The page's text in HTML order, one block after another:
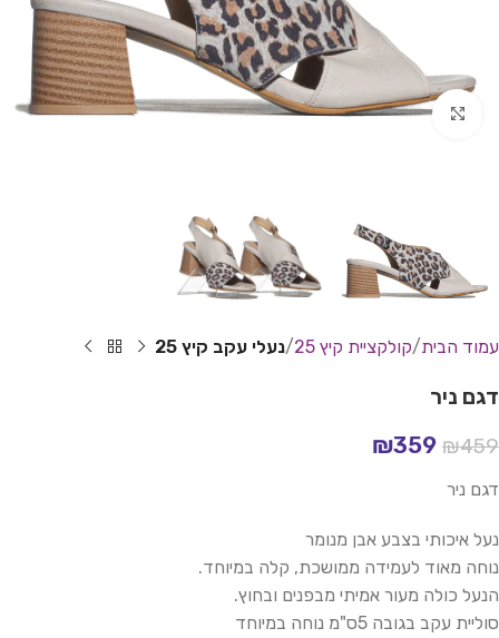
Click to enlarge
עמוד הבית קולקציית קיץ 25 נעלי עקב קיץ 25
דגם ניר
₪459
₪359
דגם ניר
נעל איכותי בצבע אבן מנומר
נוחה מאוד לעמידה ממושכת, קלה במיוחד.
הנעל כולה מעור אמיתי מבפנים ובחוץ.
סוליית עקב בגובה 5ס"מ נוחה במיוחד